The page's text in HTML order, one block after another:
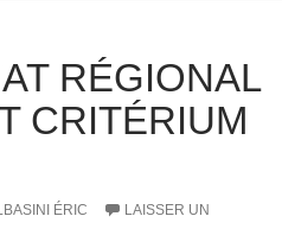
RÉGIONAL
CRITÉRIUM
ÉRIC
LAISSER UN